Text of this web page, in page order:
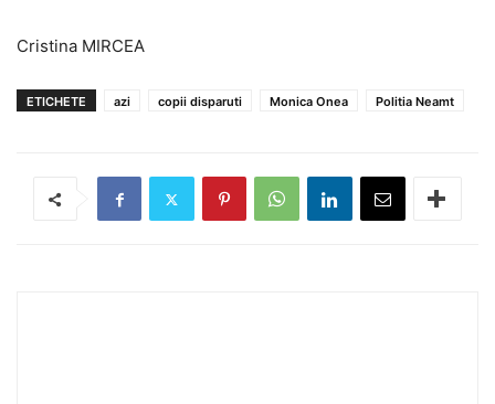
Cristina MIRCEA
ETICHETE azi copii disparuti Monica Onea Politia Neamt